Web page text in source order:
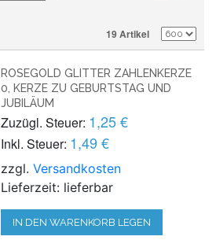
19 Artikel
ROSEGOLD GLITTER ZAHLENKERZE
0, KERZE ZU GEBURTSTAG UND
JUBILÄUM
Zuzügl. Steuer: 1,25 €
Inkl. Steuer: 1,49 €
zzgl.Versandkosten
Lieferzeit: lieferbar
IN DEN WARENKORB LEGEN